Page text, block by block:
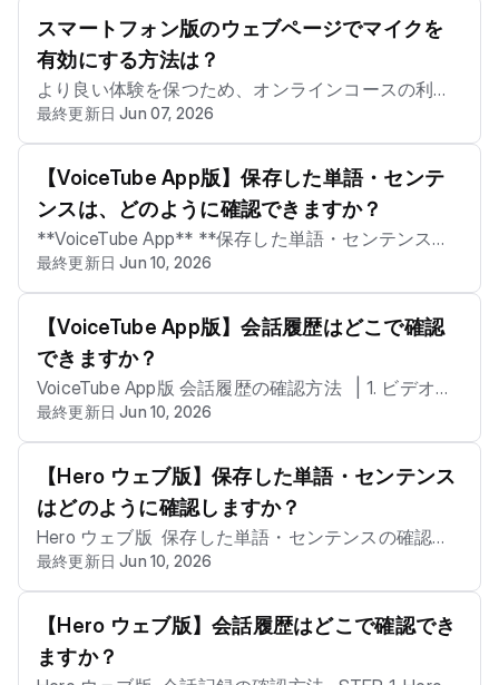
スマートフォン版のウェブページでマイクを
有効にする方法は？
より良い体験を保つため、オンラインコースの利用
には APP のご使用をおすすめします iOS ダウンロー
ドリンク Android ダウンロードリンク QR code ダウ
ンロード 1aefa8e.png iOS スマートフォンでウェブ
ページを開いてレベル評価テストを行う 1. 設定を開
く 設定 > Safari >詳細 > Experimental Features > m
ediaRecorder をオンにする。 IMG_2721.PNG 2. Safa
ri を開く（iOS スマートフォンは Chrome ブラウザ
可する IMG_2723.PNG 誤ってマイクをブロックして
しまった場合は、こちらで設定を確認できます： 設
定 > Safari > マイク IMG_2726.PNG IMG_2727_2.PN
G - 「確認」に設定した場合は、ウェブページに再
度アクセスすると改めて許可を選択できます - 「許
可」に設定した場合は、ウェブページに再度アクセ
スすると録音できます Android スマートフォンでウ
ェブページを開いてレベル評価テストやオンライン
コースを行うユーザー 1. Chrome を開く 2. マイクの
使用を許可する Screenshot_20200805-113947_Chr
ome.jpg 誤ってマイクをブロックしてしまった場合
は、こちらで設定を確認できます： Chrome ブラウ
ザ右上の設定 > 設定 > 詳細 サイトの設定 > マイク
> voicetube の URL をタップ > マイクの権限をオン
最終更新日 Jun 07, 2026
【VoiceTube App版】保存した単語・センテ
ンスは、どのように確認できますか？
**VoiceTube App** **保存した単語・センテンスの
確認方法** &nbsp; | 1. ビデオレッスンのページに入
り、 右上のプロフィールアイコンをタップ | ![截圖 2
023-08-15 14.30.05.png](https://inbox.voicetube.co
m/rails/active_storage/blobs/redirect/eyJfcmFpbHMi
OnsibWVzc2FnZSI6IkJBaHBBaXdMIiwiZXhwIjpudWx
sLCJwdXIiOiJibG9iX2lkIn19--65be9ef433e8a6600
33cca7a29106850adefc134/r235ja_gen1.png) | | 2.
単語」をタップ | ![截圖 2023-08-15 15.04.33.png](ht
tps://inbox.voicetube.com/rails/active_storage/blobs/
redirect/eyJfcmFpbHMiOnsibWVzc2FnZSI6IkJBaHB
BaTBMIiwiZXhwIjpudWxsLCJwdXIiOiJibG9iX2lkIn19--
594c0895c5f90897229e83552be06797d47b68f
b/r235ja_gen2.png) | | 3. 「保存した単語」に入った
後、 保存した単語を確認できます | ![IMG_3035.PN
G](https://inbox.voicetube.com/rails/active_storage/bl
最終更新日 Jun 10, 2026
【VoiceTube App版】会話履歴はどこで確認
できますか？
VoiceTube App版 会話履歴の確認方法 | 1. ビデオレ
ッスンページに入り、 右上のアバターをタップ | 截
圖 2023-08-15 14.30.05.png | | 2. 個人アカウントペ
ージに入り、 「学習記録」をタップ | 截圖 2023-08
-15 14.33.55.png | | 3. 「学習記録」に入った後、
「いずれかのレッスン」をタップ | 截圖 2023-08-1
5 14.37.06.png | | 4. 「いずれかのレッスン」に入っ
た後、 「AI会話サマリー」をタップ | 截圖 2023-08
後、 「会話履歴」をタップ | 截圖 2023-08-15 14.3
9.50.png | | 6. 「会話履歴」に入った後、 会話履歴
最終更新日 Jun 10, 2026
【Hero ウェブ版】保存した単語・センテンス
はどのように確認しますか？
Hero ウェブ版 保存した単語・センテンスの確認方
法 STEP 1. Hero ウェブ版にアクセスし、「コース
に入る」ボタンをクリックします 截圖 2023-08-14
11.37.35.png STEP 2. "ビデオレッスンページ" に入
った後、「保存ノート」をクリックします 截圖 202
3-08-15 14.52.50.png STEP 3. "保存ノート" に入っ
最終更新日 Jun 10, 2026
【Hero ウェブ版】会話履歴はどこで確認でき
ますか？